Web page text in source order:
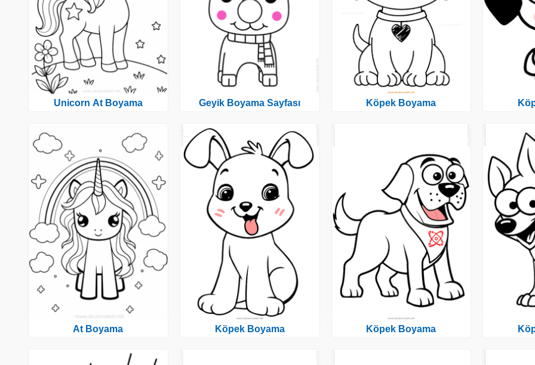
Unicorn At Boyama
At Boyama
Geyik Boyama Sayfası
Köpek Boyama
Köpek Boyama
Köpek Boyama